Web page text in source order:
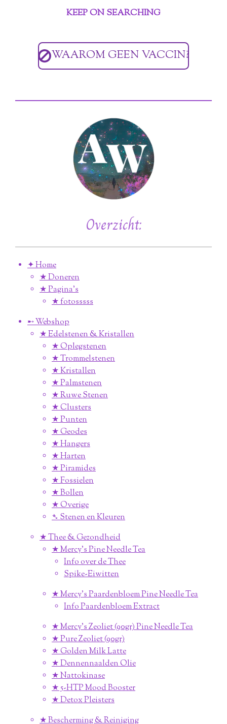
KEEP ON SEARCHING
WAAROM GEEN VACCIN?
Overzicht:
✦ Home
★ Doneren
★ Pagina’s
★ fotosssss
➸ Webshop
★ Edelstenen & Kristallen
★ Oplegstenen
★ Trommelstenen
★ Kristallen
★ Palmstenen
★ Ruwe Stenen
★ Clusters
★ Punten
★ Geodes
★ Hangers
★ Harten
★ Piramides
★ Fossielen
★ Bollen
★ Overige
➴ Stenen en Kleuren
★ Thee & Gezondheid
★ Mercy's Pine Needle Tea
Info over de Thee
Spike-Eiwitten
★ Mercy's Paardenbloem Pine Needle Tea
Info Paardenbloem Extract
★ Mercy's Zeoliet (90gr) Pine Needle Tea
★ Pure Zeoliet (90gr)
★ Golden Milk Latte
★ Dennennaalden Olie
★ Nattokinase
★ 5-HTP Mood Booster
★ Detox Pleisters
★ Bescherming & Reiniging